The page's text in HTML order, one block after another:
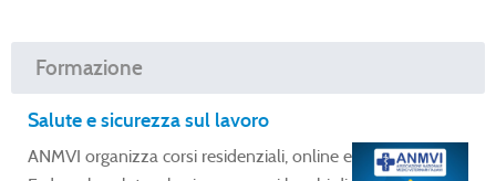
Formazione
Salute e sicurezza sul lavoro
ANMVI organizza corsi residenziali, online e